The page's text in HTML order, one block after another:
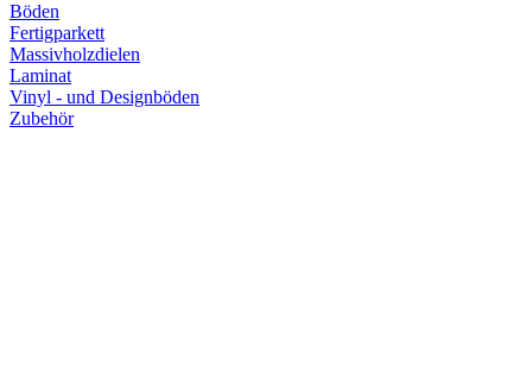
Böden
Fertigparkett
Massivholzdielen
Laminat
Vinyl - und Designböden
Zubehör